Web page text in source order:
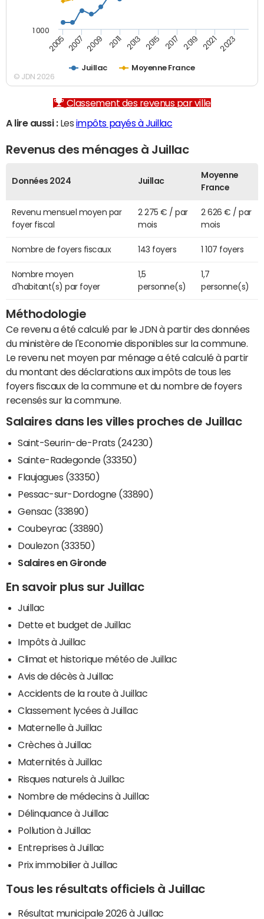
Juillac Moyenne France
2005 2007 2009 2011 2013 2015 2017 2019 2021 2023
1 000
© JDN 2026
Classement des revenus par ville
A lire aussi :Les impôts payés à Juillac
Revenus des ménages à Juillac
Données 2024 Juillac
Moyenne
France
Revenu mensuel moyen par
foyer fiscal
2 275 € / par
mois
2 626 € / par
mois
Nombre de foyers fiscaux 143 foyers 1 107 foyers
Nombre moyen
d'habitant(s) par foyer
1,5
personne(s)
1,7
personne(s)
Méthodologie
Ce revenu a été calculé par le JDN à partir des données
du ministère de l'Economie disponibles sur la commune.
Le revenu net moyen par ménage a été calculé à partir
du montant des déclarations aux impôts de tous les
foyers fiscaux de la commune et du nombre de foyers
recensés sur la commune.
Salaires dans les villes proches de Juillac
Saint-Seurin-de-Prats (24230)
Sainte-Radegonde (33350)
Flaujagues (33350)
Pessac-sur-Dordogne (33890)
Gensac (33890)
Coubeyrac (33890)
Doulezon (33350)
Salaires en Gironde
En savoir plus sur Juillac
Juillac
Dette et budget de Juillac
Impôts à Juillac
Climat et historique météo de Juillac
Avis de décès à Juillac
Accidents de la route à Juillac
Classement lycées à Juillac
Maternelle à Juillac
Crèches à Juillac
Maternités à Juillac
Risques naturels à Juillac
Nombre de médecins à Juillac
Délinquance à Juillac
Pollution à Juillac
Entreprises à Juillac
Prix immobilier à Juillac
Tous les résultats officiels à Juillac
Résultat municipale 2026 à Juillac